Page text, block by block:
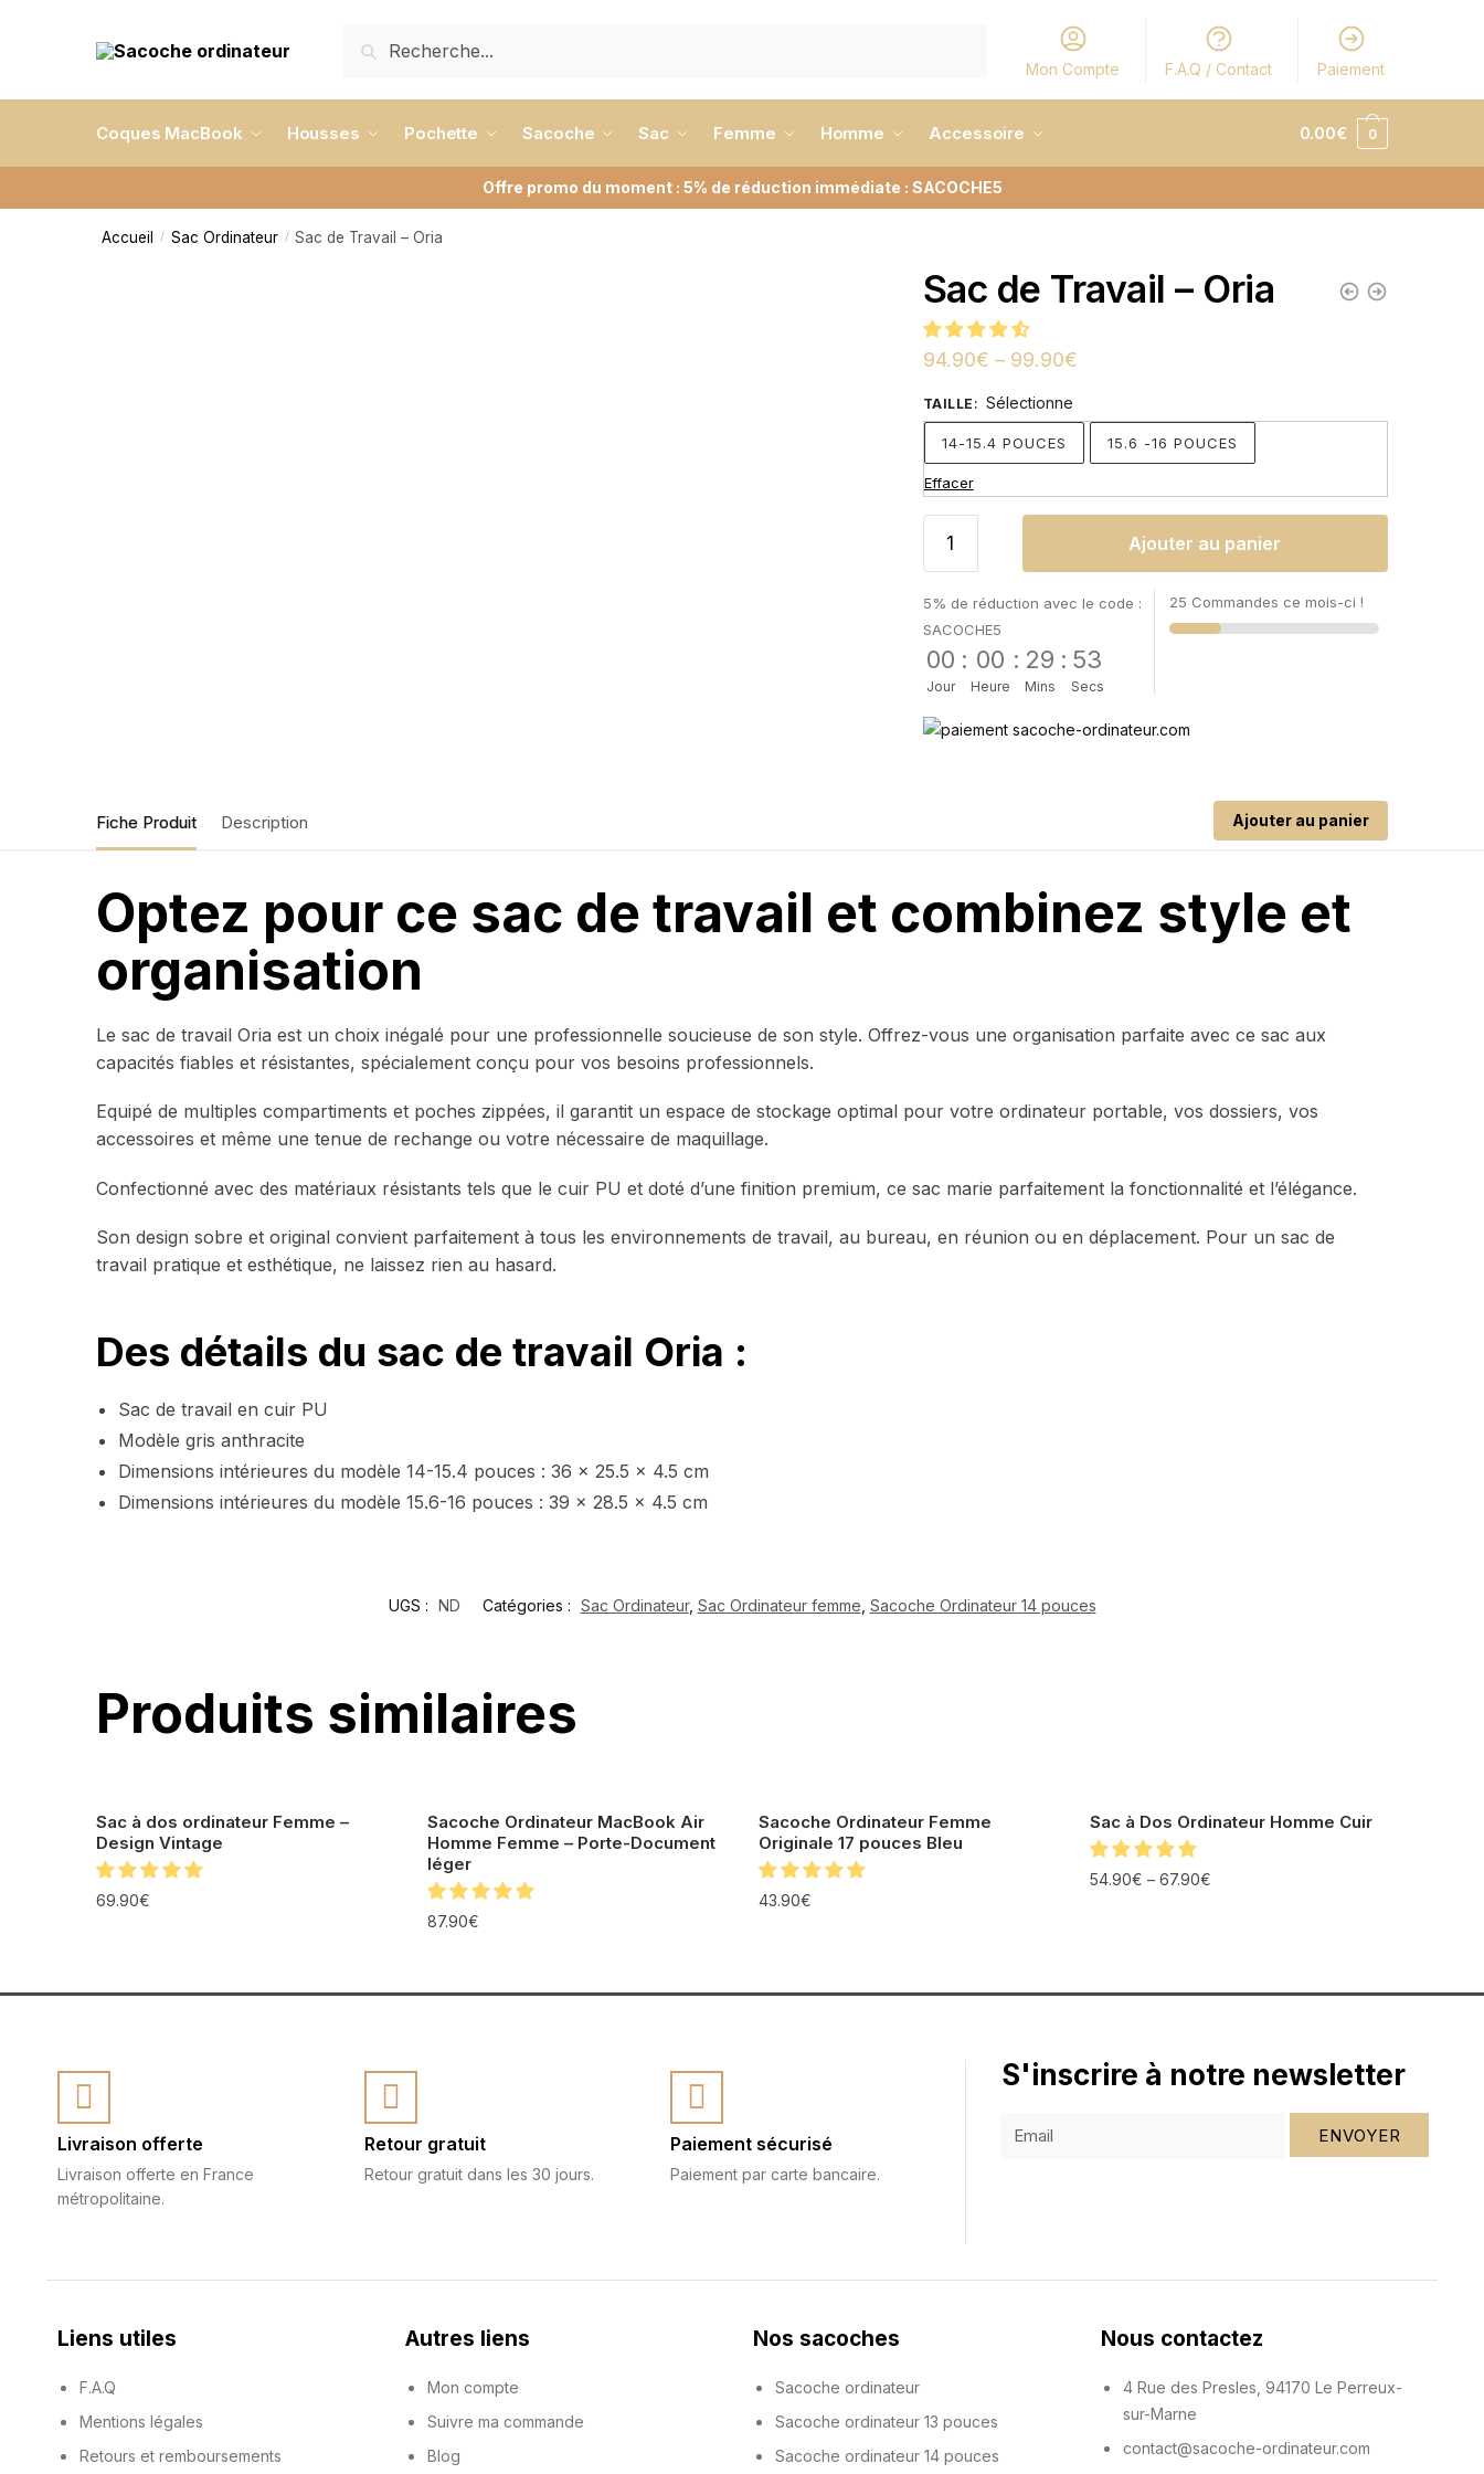
Mon Compte F.A.Q / Contact Paiement
Coques MacBook Housses Pochette Sacoche Sac Femme Homme Accessoire 0.00€ 0
Offre promo du moment : 5% de réduction immédiate : SACOCHE5
Accueil / Sac Ordinateur / Sac de Travail – Oria
Sac de Travail – Oria
94.90€ – 99.90€
TAILLE : Sélectionne
14-15.4 POUCES 15.6 -16 POUCES
Effacer
Ajouter au panier
5% de réduction avec le code :
SACOCHE5
00
Jour
: 00
Heure
: 29
Mins
: 52
Secs
25 Commandes ce mois-ci !
Fiche Produit Description Ajouter au panier
Optez pour ce sac de travail et combinez style et
organisation
Le sac de travail Oria est un choix inégalé pour une professionnelle soucieuse de son style. Offrez-vous une organisation parfaite avec ce sac aux
capacités fiables et résistantes, spécialement conçu pour vos besoins professionnels.
Equipé de multiples compartiments et poches zippées, il garantit un espace de stockage optimal pour votre ordinateur portable, vos dossiers, vos
accessoires et même une tenue de rechange ou votre nécessaire de maquillage.
Confectionné avec des matériaux résistants tels que le cuir PU et doté d’une finition premium, ce sac marie parfaitement la fonctionnalité et l’élégance.
Son design sobre et original convient parfaitement à tous les environnements de travail, au bureau, en réunion ou en déplacement. Pour un sac de
travail pratique et esthétique, ne laissez rien au hasard.
Des détails du sac de travail Oria :
Sac de travail en cuir PU
Modèle gris anthracite
Dimensions intérieures du modèle 14-15.4 pouces : 36 x 25.5 x 4.5 cm
Dimensions intérieures du modèle 15.6-16 pouces : 39 x 28.5 x 4.5 cm
UGS : ND Catégories : Sac Ordinateur, Sac Ordinateur femme Sacoche Ordinateur 14 pouces
Produits similaires
Sac à dos ordinateur Femme –
Design Vintage
69.90€
Sacoche Ordinateur MacBook Air
Homme Femme – Porte-Document
léger
87.90€
Sacoche Ordinateur Femme
Originale 17 pouces Bleu
43.90€
Sac à Dos Ordinateur Homme Cuir
54.90€ – 67.90€
Livraison offerte
Livraison offerte en France
métropolitaine.
Retour gratuit
Retour gratuit dans les 30 jours.
Paiement sécurisé
Paiement par carte bancaire.
S'inscrire à notre newsletter
ENVOYER
Liens utiles
F.A.Q
Mentions légales
Retours et remboursements
Autres liens
Mon compte
Suivre ma commande
Blog
Nos sacoches
Sacoche ordinateur
Sacoche ordinateur 13 pouces
Sacoche ordinateur 14 pouces
Nous contactez
4 Rue des Presles, 94170 Le Perreux-
sur-Marne
contact@sacoche-ordinateur.com